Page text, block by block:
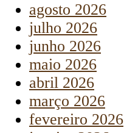
agosto 2026
julho 2026
junho 2026
maio 2026
abril 2026
março 2026
fevereiro 2026